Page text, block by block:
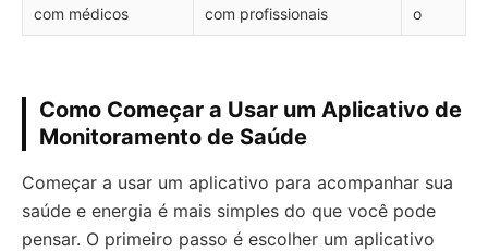
com médicos
com profissionais
o
Como Começar a Usar um Aplicativo de
Monitoramento de Saúde
Começar a usar um aplicativo para acompanhar sua
saúde e energia é mais simples do que você pode
pensar. O primeiro passo é escolher um aplicativo